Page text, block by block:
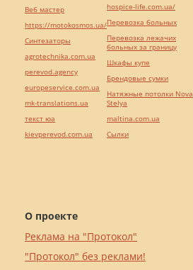
О проекте
Реклама на "Протокол"
"Протокол" без реклами!
Веб мастер
https://motokosmos.ua/
Синтезаторы
agrotechnika.com.ua
perevod.agency
europeservice.com.ua
mk-translations.ua
текст юа
kievperevod.com.ua
hospice-life.com.ua/
Перевозка больных
Перевозка лежачих
больных за границу
Шкафы купе
Брендовые сумки
Натяжные потолки Nova
Stelya
maltina.com.ua
Cылки